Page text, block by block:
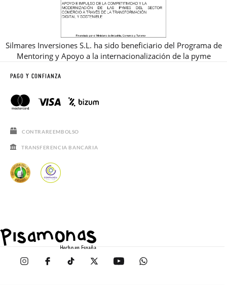
Silmares Inversiones S.L. ha sido beneficiario del Programa de
Mentoring y Apoyo a la internacionalización de la pyme
PAGO Y CONFIANZA
CONTRAREEMBOLSO
TRANSFERENCIA BANCARIA